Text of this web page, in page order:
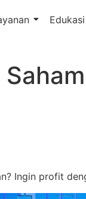
Edukasi
Ingin profit